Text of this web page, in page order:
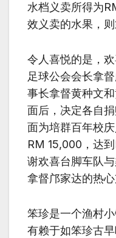
水档义卖所得为
效义卖的水果，则
令人喜悦的是，
足球公会会长拿
事长拿督黄种文
面后，决定各自
面为培群百年校
RM 15,000，达
谢欢喜台脚车队
拿督邝家达的热心
笨珍是一个渔村
有赖于如笨珍古